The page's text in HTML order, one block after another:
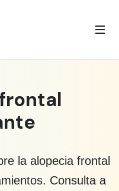
la alopecia frontal
Consulta a